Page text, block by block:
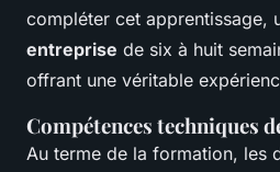
compléter cet apprentissage,
entreprise de six à huit
offrant une véritable
Compétences techniques
Au terme de la formation, les